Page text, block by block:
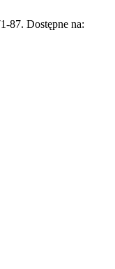
87. Dostępne na: